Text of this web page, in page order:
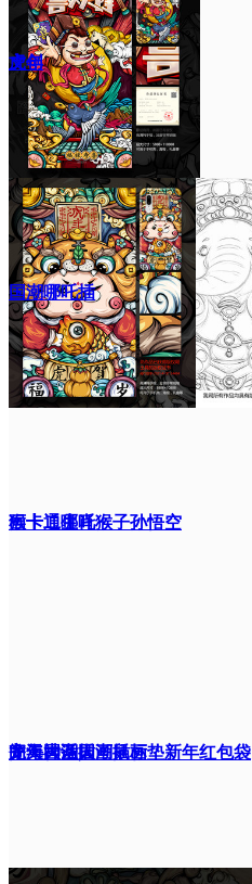
文创
虎年
国潮哪吒插
画卡通哪吒
闹海神话人
猴十二生肖猴子孙悟空
齐天大圣国潮插画
龙年国潮插画鼠标垫新年红包袋